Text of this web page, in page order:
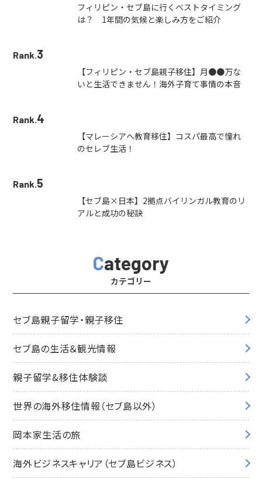
フィリピン・セブ島に行くベストタイミング
は？ 1年間の気候と楽しみ方をご紹介
Rank.3
【フィリピン・セブ島親子移住】月●●万な
いと生活できません！海外子育て事情の本音
Rank.4
【マレーシアへ教育移住】コスパ最高で憧れ
のセレブ生活！
Rank.5
【セブ島×日本】2拠点バイリンガル教育のリ
アルと成功の秘訣
Category
カテゴリー
セブ島親子留学・親子移住
セブ島の生活＆観光情報
親子留学&移住体験談
世界の海外移住情報（セブ島以外）
岡本家生活の旅
海外ビジネスキャリア（セブ島ビジネス）